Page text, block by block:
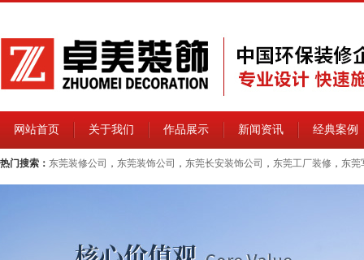
网站首页 关于我们 作品展示 新闻资讯 经典案例
热门搜索： 东莞装修公司 ， 东莞装饰公司 ， 东莞长安装饰公司 ， 东莞工厂装修 ， 东莞